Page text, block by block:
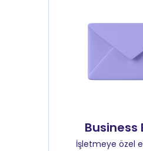
Business
İşletmeye özel